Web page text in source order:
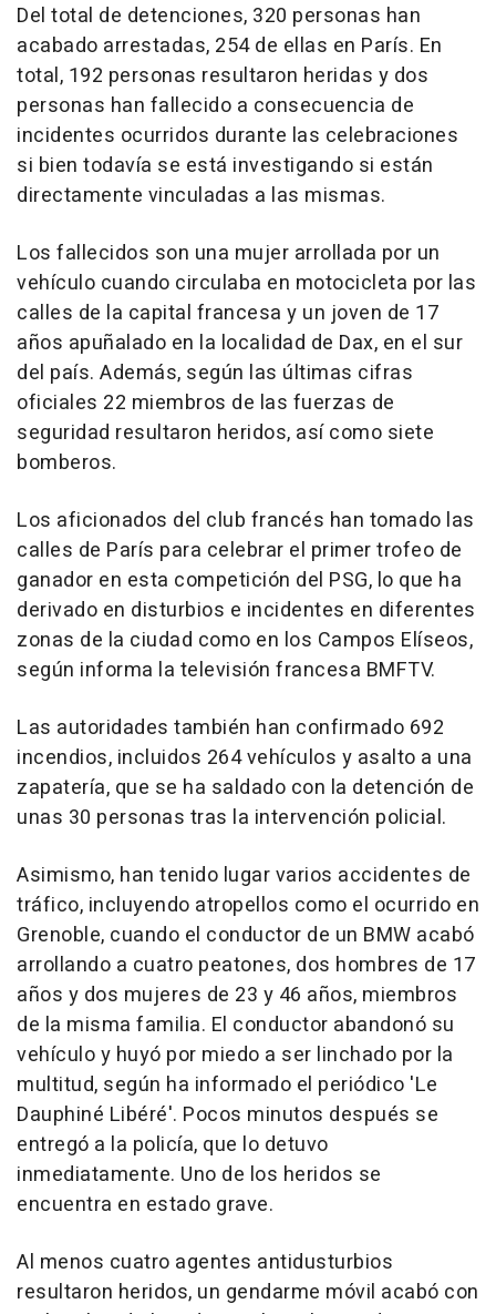
Del total de detenciones, 320 personas han
acabado arrestadas, 254 de ellas en París. En
total, 192 personas resultaron heridas y dos
personas han fallecido a consecuencia de
incidentes ocurridos durante las celebraciones
si bien todavía se está investigando si están
directamente vinculadas a las mismas.
Los fallecidos son una mujer arrollada por un
vehículo cuando circulaba en motocicleta por las
calles de la capital francesa y un joven de 17
años apuñalado en la localidad de Dax, en el sur
del país. Además, según las últimas cifras
oficiales 22 miembros de las fuerzas de
seguridad resultaron heridos, así como siete
bomberos.
Los aficionados del club francés han tomado las
calles de París para celebrar el primer trofeo de
ganador en esta competición del PSG, lo que ha
derivado en disturbios e incidentes en diferentes
zonas de la ciudad como en los Campos Elíseos,
según informa la televisión francesa BMFTV.
Las autoridades también han confirmado 692
incendios, incluidos 264 vehículos y asalto a una
zapatería, que se ha saldado con la detención de
unas 30 personas tras la intervención policial.
Asimismo, han tenido lugar varios accidentes de
tráfico, incluyendo atropellos como el ocurrido en
Grenoble, cuando el conductor de un BMW acabó
arrollando a cuatro peatones, dos hombres de 17
años y dos mujeres de 23 y 46 años, miembros
de la misma familia. El conductor abandonó su
vehículo y huyó por miedo a ser linchado por la
multitud, según ha informado el periódico 'Le
Dauphiné Libéré'. Pocos minutos después se
entregó a la policía, que lo detuvo
inmediatamente. Uno de los heridos se
encuentra en estado grave.
Al menos cuatro agentes antidusturbios
resultaron heridos, un gendarme móvil acabó con